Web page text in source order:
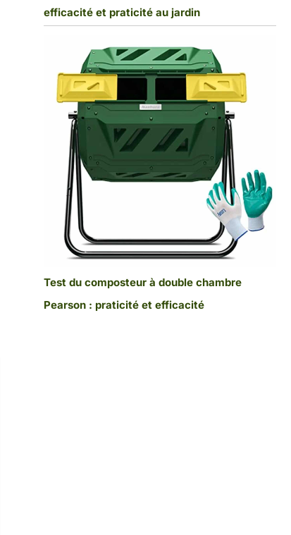
efficacité et praticité au jardin
Test du composteur à double chambre
Pearson : praticité et efficacité